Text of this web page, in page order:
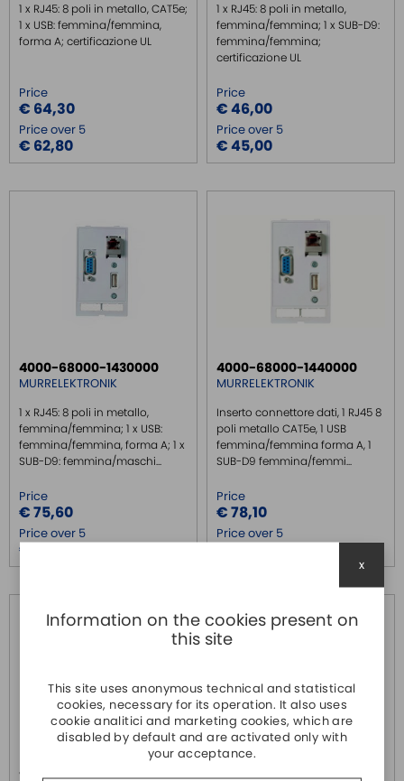
1 x RJ45: 8 poli in metallo, CAT5e;
1 x USB: femmina/femmina,
forma A; certificazione UL
Price
€ 64,30
Price over 5
€ 62,80
1 x RJ45: 8 poli in metallo,
femmina/femmina; 1 x SUB-D9:
femmina/femmina;
certificazione UL
Price
€ 46,00
Price over 5
€ 45,00
4000-68000-1430000
MURRELEKTRONIK
1 x RJ45: 8 poli in metallo,
femmina/femmina; 1 x USB:
femmina/femmina, forma A; 1 x
SUB-D9: femmina/maschi...
Price
€ 75,60
Price over 5
€ 74,00
4000-68000-1440000
MURRELEKTRONIK
Inserto connettore dati, 1 RJ45 8
poli metallo CAT5e, 1 USB
femmina/femmina forma A, 1
SUB-D9 femmina/femmi...
Price
€ 78,10
Price over 5
€ 76,30
4000-68000-1460000
Information on the cookies present on
this site
This site uses anonymous technical and statistical
cookies, necessary for its operation. It also uses
cookie analitici and marketing cookies, which are
disabled by default and are activated only with
your acceptance.
x